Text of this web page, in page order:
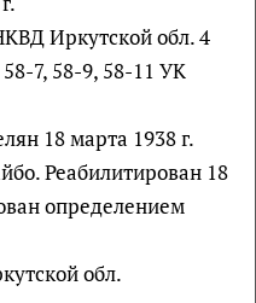
Иркутской обл. 4
58-7, 58-9, 58-11 УК
18 марта 1938 г.
Реабилитирован 18
определением
обл.